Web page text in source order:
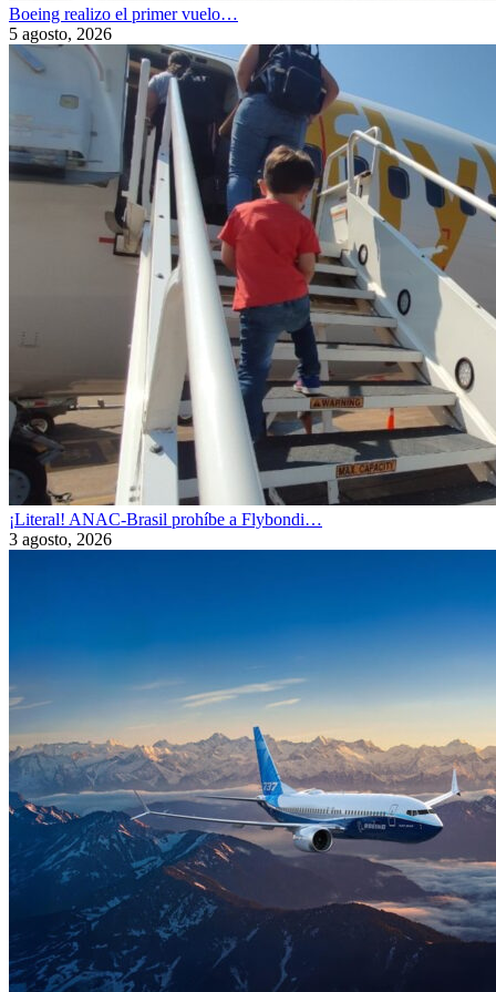
Boeing realizo el primer vuelo…
5 agosto, 2026
¡Literal! ANAC-Brasil prohíbe a Flybondi…
3 agosto, 2026